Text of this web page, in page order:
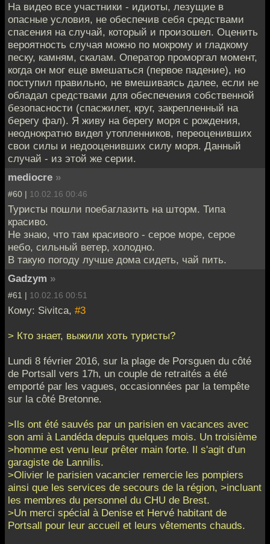
На видео все участники - идиоты, лезущие в
опасные условия, не обеспечив себя средствами
спасения на случай, который и произошел. Оценить
вероятность случая можно по мокрому и гладкому
песку, камням, скалам. Оператор проморгал момент,
когда он мог еще вмешаться (первое падение), но
поступил правильно, не вмешиваясь далее, если не
обладал средствами для обеспечения собственной
безопасности (спасжилет, круг, закрепленный на
берегу фал). Я живу на берегу моря с рождения,
неоднократно видел утопленников, переоценивших
свои силы и недооценивших силу моря. Данный
случай - из этой же серии.
mediocre »
#60 | 10.02.16 00:46
Туристы пошли поебаглазить на шторм. Типа
красиво.
Не знаю, что там красивого - серое море, серое
небо, сильный ветер, холодно.
В такую погоду лучше дома сидеть, чай пить.
Gadzym »
#61 | 10.02.16 00:51
Кому: Sivitca, #3
> Кто знает, выжили хоть туристы?
Lundi 8 février 2016, sur la plage de Porsguen du côté
de Portsall vers 17h, un couple de retraités a été
emporté par les vagues, occasionnées par la tempête
sur la côté Bretonne.
>Ils ont été sauvés par un parisien en vacances avec
son ami à Landéda depuis quelques mois. Un troisième
>homme est venu leur prêter main forte. Il s'agit d'un
garagiste de Lannilis.
>Olivier le parisien vacancier remercie les pompiers
ainsi que les services de secours de la région, >incluant
les membres du personnel du CHU de Brest.
>Un merci spécial à Denise et Hervé habitant de
Portsall pour leur accueil et leurs vêtements chauds.